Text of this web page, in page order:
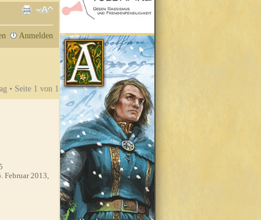
Anmelden
• Seite 1 von 1
Februar 2013,